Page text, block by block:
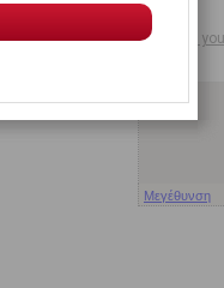
Μεγέθυνση